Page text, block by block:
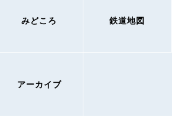
みどころ 鉄道地図
アーカイブ